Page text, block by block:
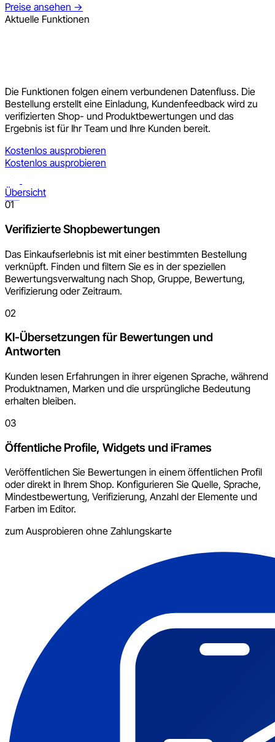
Preise ansehen →
Aktuelle Funktionen
Die Funktionen folgen einem verbundenen Datenfluss. Die
Bestellung erstellt eine Einladung, Kundenfeedback wird zu
verifizierten Shop- und Produktbewertungen und das
Ergebnis ist für Ihr Team und Ihre Kunden bereit.
Kostenlos ausprobieren
Kostenlos ausprobieren
Übersicht
01
Verifizierte Shopbewertungen
Das Einkaufserlebnis ist mit einer bestimmten Bestellung
verknüpft. Finden und filtern Sie es in der speziellen
Bewertungsverwaltung nach Shop, Gruppe, Bewertung,
Verifizierung oder Zeitraum.
02
KI-Übersetzungen für Bewertungen und
Antworten
Kunden lesen Erfahrungen in ihrer eigenen Sprache, während
Produktnamen, Marken und die ursprüngliche Bedeutung
erhalten bleiben.
03
Öffentliche Profile, Widgets und iFrames
Veröffentlichen Sie Bewertungen in einem öffentlichen Profil
oder direkt in Ihrem Shop. Konfigurieren Sie Quelle, Sprache,
Mindestbewertung, Verifizierung, Anzahl der Elemente und
Farben im Editor.
zum Ausprobieren ohne Zahlungskarte